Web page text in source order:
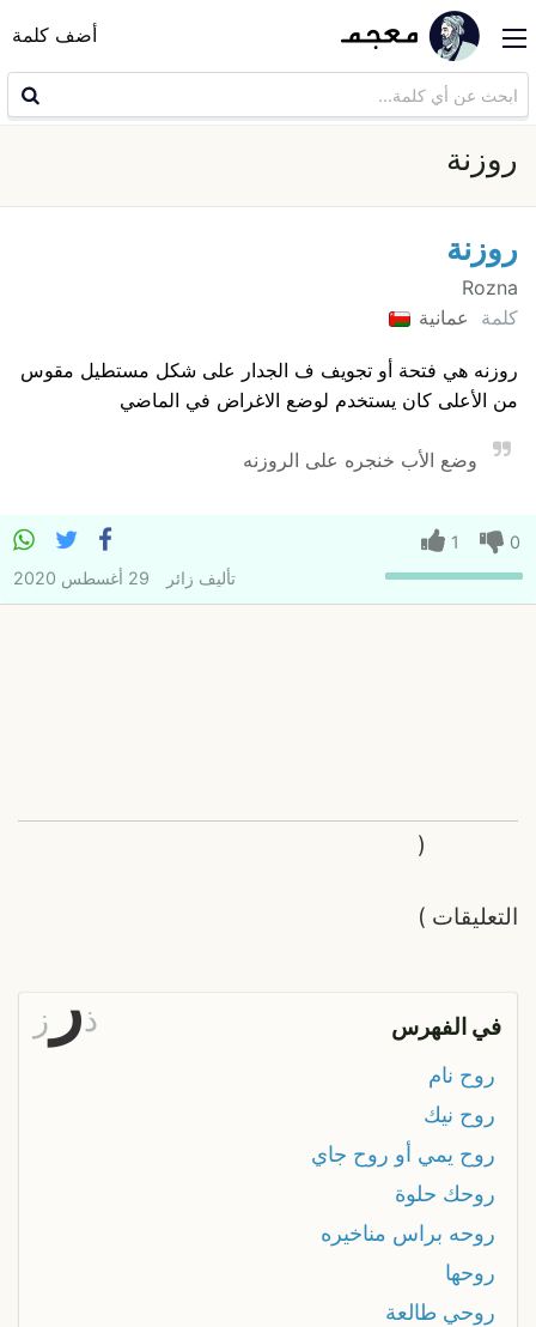
أضف كلمة
روزنة
روزنة
Rozna
كلمة
عمانية
روزنه هي فتحة أو تجويف ف الجدار على شكل مستطيل مقوس
من الأعلى كان يستخدم لوضع الاغراض في الماضي
وضع الأب خنجره على الروزنه
0
1
تأليف زائر 29 أغسطس 2020
التعليقات
(
)
في الفهرس ذر ز
روح نام
روح نيك
روح يمي أو روح جاي
روحك حلوة
روحه براس مناخيره
روحها
روحي طالعة